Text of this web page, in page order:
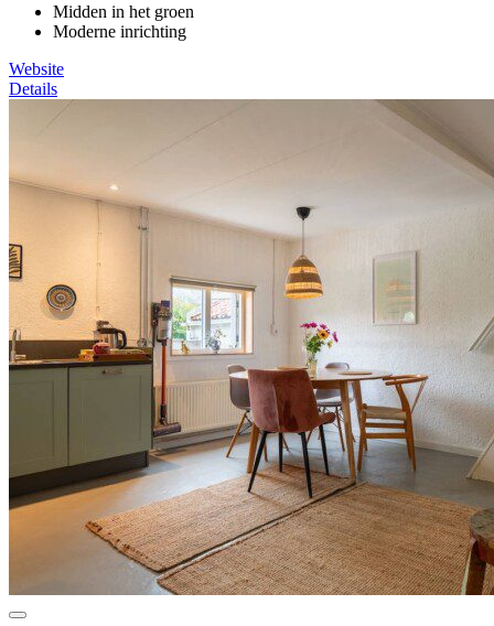
Midden in het groen
Moderne inrichting
Website
Details